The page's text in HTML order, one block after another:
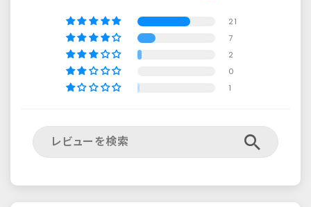
21
7
2
0
1